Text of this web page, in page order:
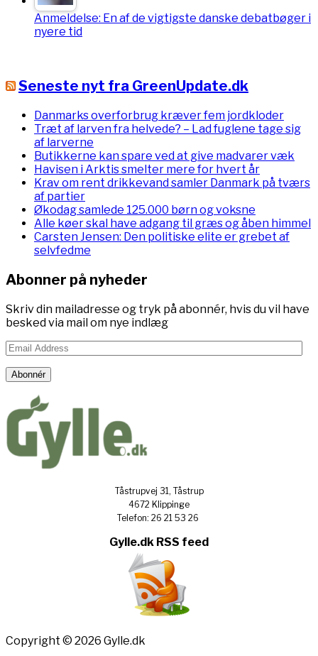
Anmeldelse: En af de vigtigste danske debatbøger i
nyere tid
Seneste nyt fra GreenUpdate.dk
Danmarks overforbrug kræver fem jordkloder
Træt af larven fra helvede? – Lad fuglene tage sig
af larverne
Butikkerne kan spare ved at give madvarer væk
Havisen i Arktis smelter mere for hvert år
Krav om rent drikkevand samler Danmark på tværs
af partier
Økodag samlede 125.000 børn og voksne
Alle køer skal have adgang til græs og åben himmel
Carsten Jensen: Den politiske elite er grebet af
selvfedme
Abonner på nyheder
Skriv din mailadresse og tryk på abonnér, hvis du vil have
besked via mail om nye indlæg
Email
Address
Abonnér
Tåstrupvej 31, Tåstrup
4672 Klippinge
Telefon: 26 21 53 26
Gylle.dk RSS feed
Copyright © 2026 Gylle.dk